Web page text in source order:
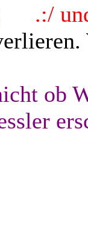
.:/
ob